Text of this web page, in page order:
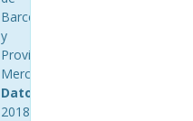
Barcelona
y
Provincia
Mercabarna
Datos:
2018